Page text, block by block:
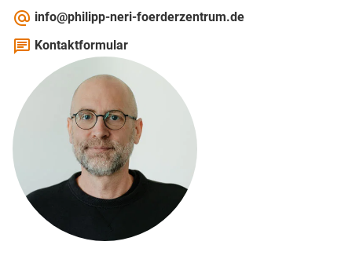
alternate_email info@philipp-neri-foerderzentrum.de
chat Kontaktformular